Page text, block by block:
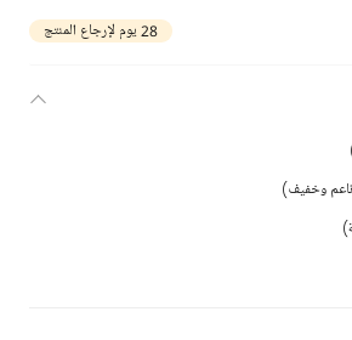
28 يوم لإرجاع المنتج